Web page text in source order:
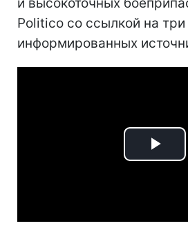
Politico со ссылкой на три
информированных
Play